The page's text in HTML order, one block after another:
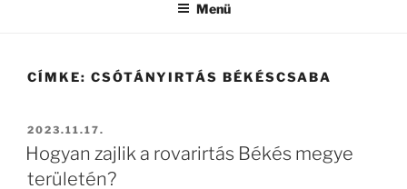
Menü
CÍMKE: CSÓTÁNYIRTÁS BÉKÉSCSABA
BEKÜLDVE:
2023.11.17.
Hogyan zajlik a rovarirtás Békés megye
területén?